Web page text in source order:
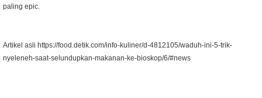
paling epic.
Artikel asli https://food.detik.com/info-kuliner/d-4812105/waduh-ini-5-trik-
nyeleneh-saat-selundupkan-makanan-ke-bioskop/6/#news